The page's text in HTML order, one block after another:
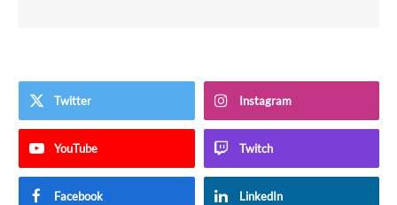
Twitter Instagram
YouTube Twitch
Facebook LinkedIn